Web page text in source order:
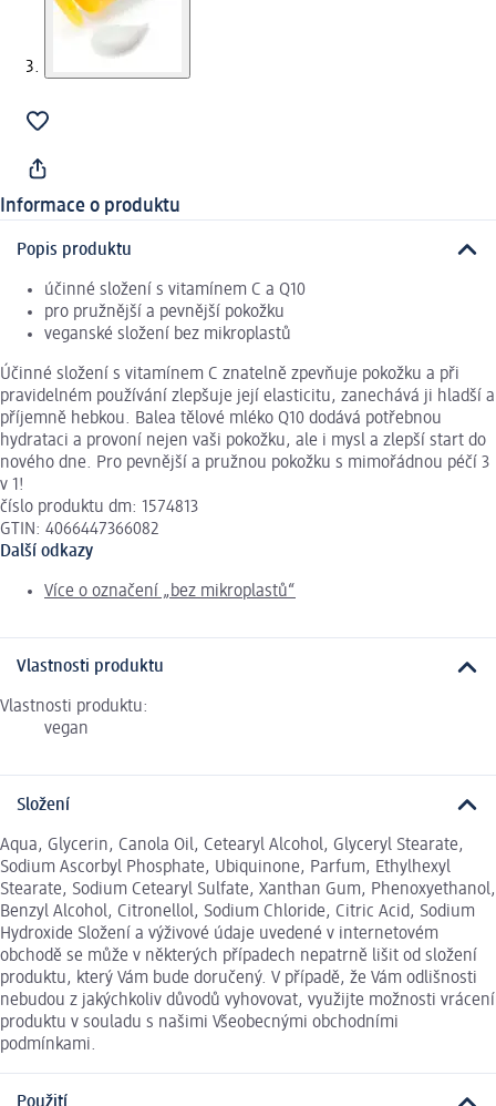
Informace o produktu
Popis produktu
účinné složení s vitamínem C a Q10
pro pružnější a pevnější pokožku
veganské složení bez mikroplastů
Účinné složení s vitamínem C znatelně zpevňuje pokožku a při
pravidelném používání zlepšuje její elasticitu, zanechává ji hladší a
příjemně hebkou. Balea tělové mléko Q10 dodává potřebnou
hydrataci a provoní nejen vaši pokožku, ale i mysl a zlepší start do
nového dne. Pro pevnější a pružnou pokožku s mimořádnou péčí 3
v 1!
číslo produktu dm: 1574813
GTIN: 4066447366082
Další odkazy
Více o označení „bez mikroplastů“
Vlastnosti produktu
Vlastnosti produktu:
vegan
Složení
Aqua, Glycerin, Canola Oil, Cetearyl Alcohol, Glyceryl Stearate,
Sodium Ascorbyl Phosphate, Ubiquinone, Parfum, Ethylhexyl
Stearate, Sodium Cetearyl Sulfate, Xanthan Gum, Phenoxyethanol,
Benzyl Alcohol, Citronellol, Sodium Chloride, Citric Acid, Sodium
Hydroxide Složení a výživové údaje uvedené v internetovém
obchodě se může v některých případech nepatrně lišit od složení
produktu, který Vám bude doručený. V případě, že Vám odlišnosti
nebudou z jakýchkoliv důvodů vyhovovat, využijte možnosti vrácení
produktu v souladu s našimi Všeobecnými obchodními
podmínkami.